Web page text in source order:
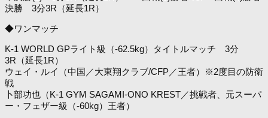
決勝 3分3R（延長1R）
◆ワンマッチ
K-1 WORLD GPライト級（-62.5kg）タイトルマッチ 3分
3R（延長1R）
ウェイ・ルイ（中国／大東翔クラブ/CFP／王者）※2度目の防衛
戦
卜部功也（K-1 GYM SAGAMI-ONO KREST／挑戦者、元スーパ
ー・フェザー級（-60kg）王者）